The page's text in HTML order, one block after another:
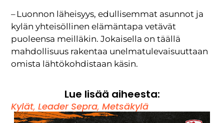
– Luonnon läheisyys, edullisemmat asunnot ja
kylän yhteisöllinen elämäntapa vetävät
puoleensa meilläkin. Jokaisella on täällä
mahdollisuus rakentaa unelmatulevaisuuttaan
omista lähtökohdistaan käsin.
Lue lisää aiheesta:
Kylät,Leader Sepra,Metsäkylä